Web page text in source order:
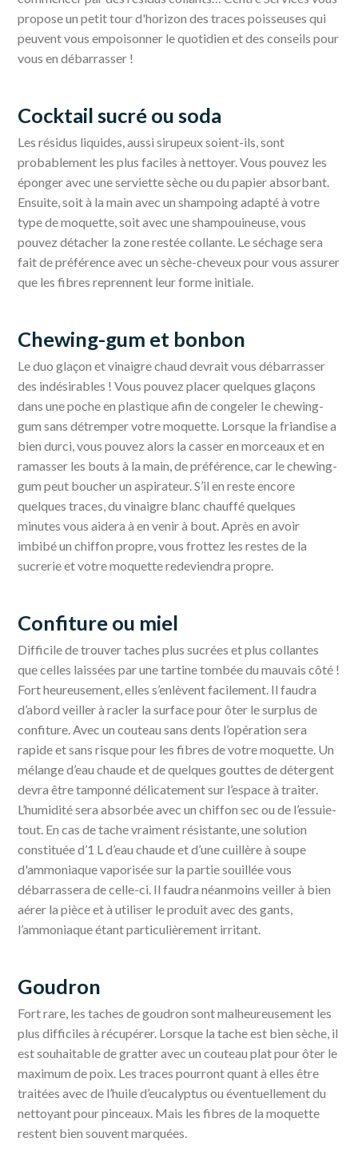
propose un petit tour d'horizon des traces poisseuses qui
peuvent vous empoisonner le quotidien et des conseils pour
vous en débarrasser !
Cocktail sucré ou soda
Les résidus liquides, aussi sirupeux soient-ils, sont
probablement les plus faciles à nettoyer. Vous pouvez les
éponger avec une serviette sèche ou du papier absorbant.
Ensuite, soit à la main avec un shampoing adapté à votre
type de moquette, soit avec une shampouineuse, vous
pouvez détacher la zone restée collante. Le séchage sera
fait de préférence avec un sèche-cheveux pour vous assurer
que les fibres reprennent leur forme initiale.
Chewing-gum et bonbon
Le duo glaçon et vinaigre chaud devrait vous débarrasser
des indésirables ! Vous pouvez placer quelques glaçons
dans une poche en plastique afin de congeler Ie chewing-
gum sans détremper votre moquette. Lorsque la friandise a
bien durci, vous pouvez alors la casser en morceaux et en
ramasser les bouts à la main, de préférence, car le chewing-
gum peut boucher un aspirateur. S’il en reste encore
quelques traces, du vinaigre blanc chauffé quelques
minutes vous aidera à en venir à bout. Après en avoir
imbibé un chiffon propre, vous frottez les restes de la
sucrerie et votre moquette redeviendra propre.
Confiture ou miel
Difficile de trouver taches plus sucrées et plus collantes
que celles laissées par une tartine tombée du mauvais côté !
Fort heureusement, elles s’enlèvent facilement. Il faudra
d’abord veiller à racler la surface pour ôter le surplus de
confiture. Avec un couteau sans dents l’opération sera
rapide et sans risque pour les fibres de votre moquette. Un
mélange d’eau chaude et de quelques gouttes de détergent
devra être tamponné délicatement sur l’espace à traiter.
L’humidité sera absorbée avec un chiffon sec ou de l’essuie-
tout. En cas de tache vraiment résistante, une solution
constituée d’1 L d’eau chaude et d’une cuillère à soupe
d'ammoniaque vaporisée sur la partie souillée vous
débarrassera de celle-ci. Il faudra néanmoins veiller à bien
aérer la pièce et à utiliser le produit avec des gants,
l’ammoniaque étant particulièrement irritant.
Goudron
Fort rare, les taches de goudron sont malheureusement les
plus difficiles à récupérer. Lorsque la tache est bien sèche, il
est souhaitable de gratter avec un couteau plat pour ôter le
maximum de poix. Les traces pourront quant à elles être
traitées avec de l’huile d’eucalyptus ou éventuellement du
nettoyant pour pinceaux. Mais les fibres de la moquette
restent bien souvent marquées.